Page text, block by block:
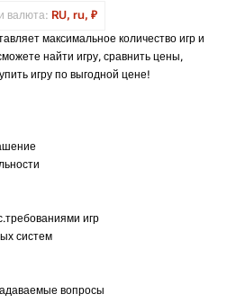
валюта: RU, ru, ₽
максимальное количество игр и
найти игру, сравнить цены,
игру по выгодной цене!
игр
систем
вопросы